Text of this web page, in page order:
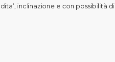
inclinazione e con possibilità di